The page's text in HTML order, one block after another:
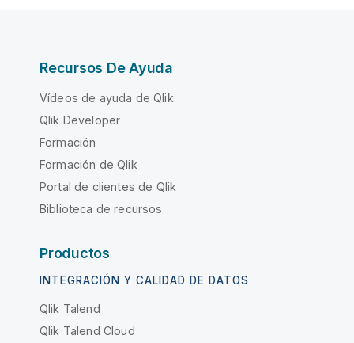
Recursos De Ayuda
Vídeos de ayuda de Qlik
Qlik Developer
Formación
Formación de Qlik
Portal de clientes de Qlik
Biblioteca de recursos
Productos
INTEGRACIÓN Y CALIDAD DE DATOS
Qlik Talend
Qlik Talend Cloud